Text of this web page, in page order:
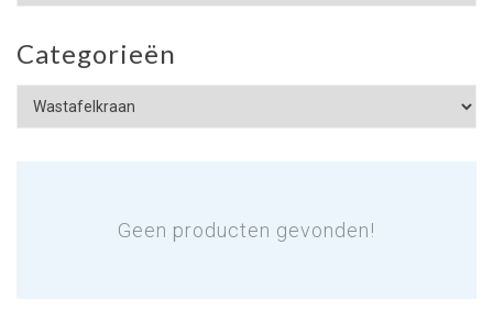
Categorieën
Geen producten gevonden!